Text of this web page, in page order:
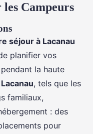
Campeurs
séjour à Lacanau
planifier vos
la haute
, tels que les
familiaux,
: des
pour